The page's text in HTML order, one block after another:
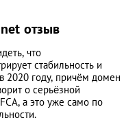
отзыв
что
стабильность и
2020 году, причём домен
о серьёзной
а это уже само по